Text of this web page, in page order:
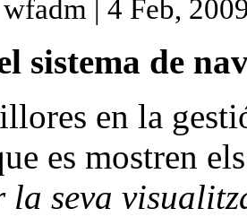
| 4 Feb,
sistema de
en la
es mostren
seva